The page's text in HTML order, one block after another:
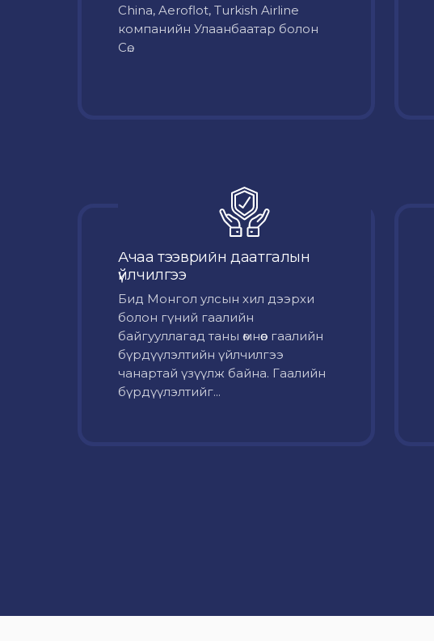
China, Aeroflot, Turkish Airline
компанийн Улаанбаатар болон
Сө...
Ачаа тээврийн даатгалын
үйлчилгээ
Бид Монгол улсын хил дээрхи
болон гүний гаалийн
байгууллагад таны өмнөөс гаалийн
бүрдүүлэлтийн үйлчилгээ
чанартай үзүүлж байна. Гаалийн
бүрдүүлэлтийг...